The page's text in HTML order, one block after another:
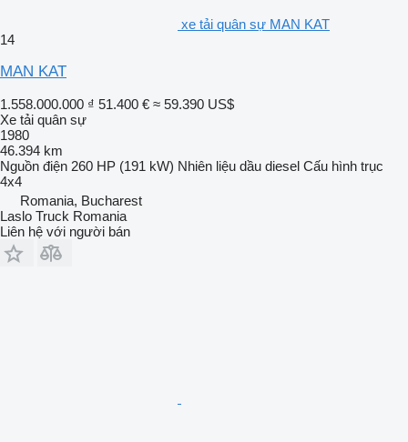
xe tải quân sự MAN KAT
14
MAN KAT
1.558.000.000 ₫ 51.400 € ≈ 59.390 US$
Xe tải quân sự
1980
46.394 km
Nguồn điện 260 HP (191 kW) Nhiên liệu dầu diesel Cấu hình trục
4x4
Romania, Bucharest
Laslo Truck Romania
Liên hệ với người bán